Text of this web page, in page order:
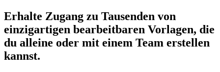
Erhalte Zugang zu Tausenden von
einzigartigen bearbeitbaren Vorlagen, die
du alleine oder mit einem Team erstellen
kannst.